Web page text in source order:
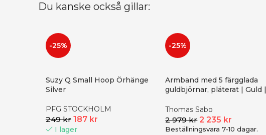
Du kanske också gillar:
-25%
Suzy Q Small Hoop Örhänge
Silver
PFG STOCKHOLM
249kr 187 kr
I lager
-25%
Armband med 5 färgglada
guldbjörnar, pläterat | Guld |
Thomas Sabo
2 979kr 2 235 kr
Beställningsvara 7-10 dagar.